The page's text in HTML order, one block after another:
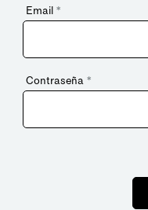
Email *
Contraseña *